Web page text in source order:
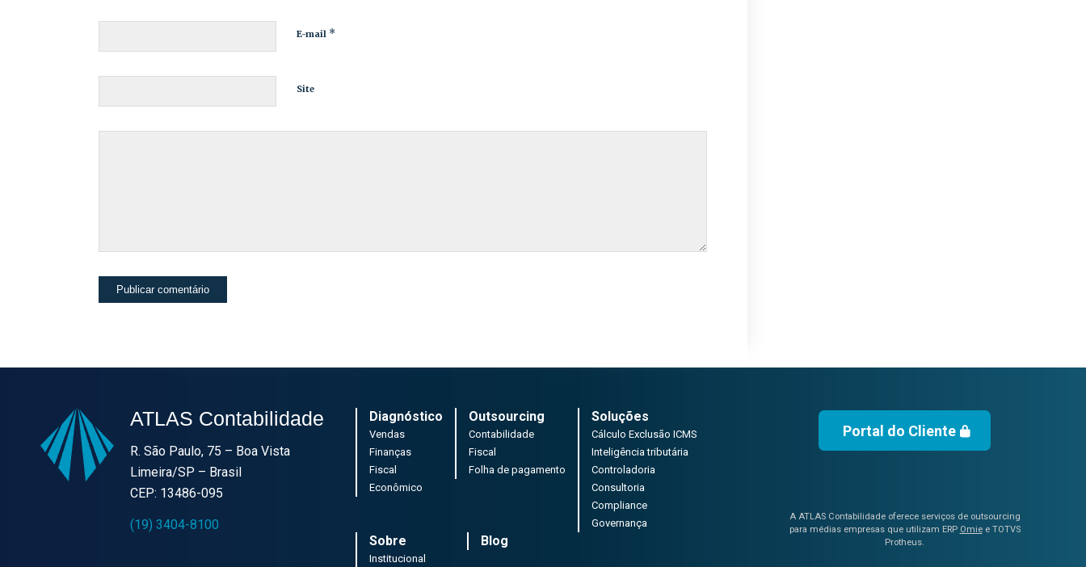
E-mail *
Site
ATLAS Contabilidade
R. São Paulo, 75 – Boa Vista
Limeira/SP – Brasil
CEP: 13486-095
(19) 3404-8100
Diagnóstico
Vendas
Finanças
Fiscal
Econômico
Outsourcing
Contabilidade
Fiscal
Folha de pagamento
Soluções
Cálculo Exclusão ICMS
Inteligência tributária
Controladoria
Consultoria
Compliance
Governança
Sobre
Institucional
Blog
Portal do Cliente
A ATLAS Contabilidade oferece serviços de outsourcing
para médias empresas que utilizam ERP Omiee TOTVS
Protheus.